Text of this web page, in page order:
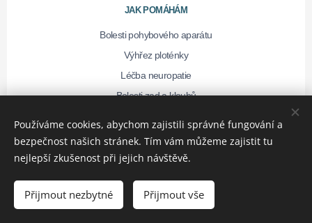
JAK POMÁHÁM
Bolesti pohybového aparátu
Výhřez ploténky
Léčba neuropatie
Bolesti zad a kloubů
UŽITEČNÉ ODKAZY
Používané metody
O mně a vzdělání
Používáme cookies, abychom zajistili správné fungování a
bezpečnost našich stránek. Tím vám můžeme zajistit tu
nejlepší zkušenost při jejich návštěvě.
Přijmout nezbytné Přijmout vše